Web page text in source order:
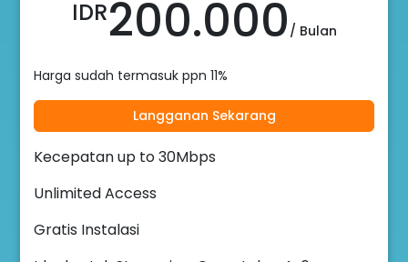
IDR200.000 / Bulan
Harga sudah termasuk ppn 11%
Langganan Sekarang
Kecepatan up to 30Mbps
Unlimited Access
Gratis Instalasi